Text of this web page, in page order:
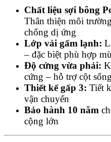
Chất liệu sợi bông
Thân thiện môi
chống dị ứng
Lớp vải gấm lạnh:
– đặc biệt phù hợp
Độ cứng vừa phải:
cứng – hỗ trợ cột
Thiết kế gấp 3: Tiết
vận chuyển
Bảo hành 10 năm
cộng lớn